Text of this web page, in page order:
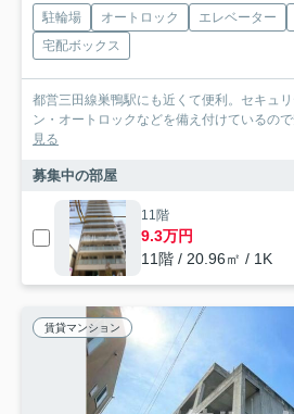
駐輪場 オートロック エレベーター
宅配ボックス
都営三田線巣鴨駅にも近くて便利。セキュ
ン・オートロックなどを備え付けているの
見る
募集中の部屋
11階
9.3万円
11階 / 20.96㎡ / 1K
賃貸マンション